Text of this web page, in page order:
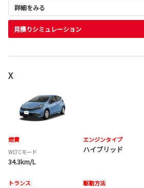
詳細をみる
見積りシミュレーション
X
燃費
WLTCモード
34.3km/L
エンジンタイプ
ハイブリッド
トランス
駆動方法